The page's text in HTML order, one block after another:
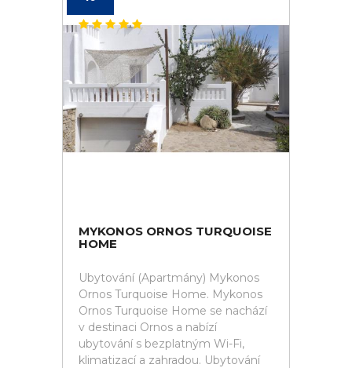
MYKONOS ORNOS TURQUOISE
HOME
Ubytování (Apartmány) Mykonos
Ornos Turquoise Home. Mykonos
Ornos Turquoise Home se nachází
v destinaci Ornos a nabízí
ubytování s bezplatným Wi-Fi,
klimatizací a zahradou. Ubytování